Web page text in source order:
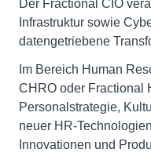
Der Fractional CIO
Infrastruktur sowie
datengetriebene
Im Bereich Human
CHRO oder Fractional
Personalstrategie,
neuer HR-
Innovationen und